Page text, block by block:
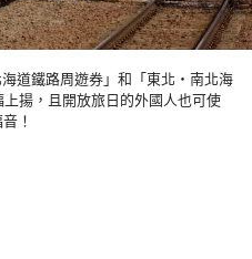
道鐵路周遊券」和「東北・南北海
揚，且開放旅日的外國人也可使
！